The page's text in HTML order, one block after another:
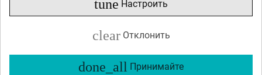
tune Настроить
clear Отклонить
done_all Принимайте